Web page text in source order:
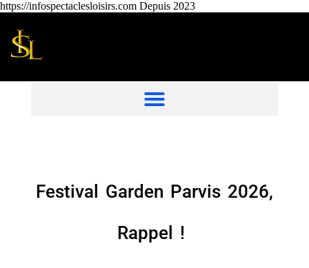
https://infospectaclesloisirs.com Depuis 2023
Festival Garden Parvis 2026,
Rappel !